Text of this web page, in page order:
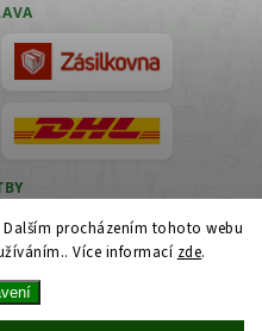
procházením tohoto webu
Více informací zde.